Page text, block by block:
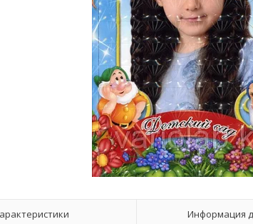
Информация